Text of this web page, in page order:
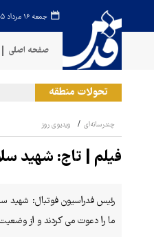
جمعه ۱۶ مرداد ۱۴۰۵
صفحه اصلی
تحولات منطقه
چندرسانه‌ای ویدیوی روز
فیلم | تاج: شهید
ما را دعوت می کردند و از